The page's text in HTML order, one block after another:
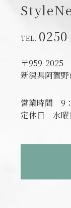
〒959-2025
新潟県阿賀
営業時間 9
定休日 水曜